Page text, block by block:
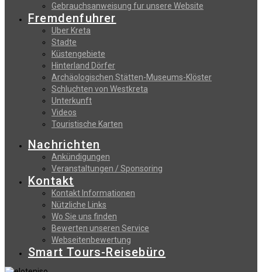
Gebrauchsanweisung fur unsere Website
Fremdenfuhrer
Uber Kreta
Stadte
Küstengebiete
Hinterland Dörfer
Archäologischen Stätten-Museums-Klöster
Schluchten von Westkreta
Unterkunft
Videos
Touristische Karten
Nachrichten
Ankündigungen
Veranstaltungen / Sponsoring
Kontakt
Kontakt Informationen
Nützliche Links
Wo Sie uns finden
Bewerten unseren Service
Webseitenbewertung
Smart Tours-Reisebüro